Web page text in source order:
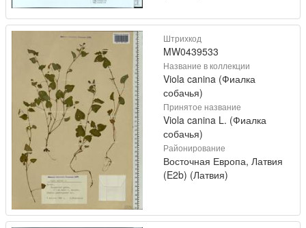
Штрихкод
MW0439533
Название в коллекции
Viola canina (Фиалка
собачья)
Принятое название
Viola canina L. (Фиалка
собачья)
Районирование
Восточная Европа, Латвия
(E2b) (Латвия)